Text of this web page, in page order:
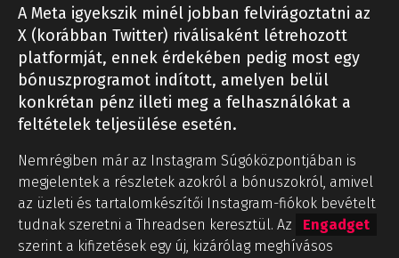
A Meta igyekszik minél jobban felvirágoztatni az
X (korábban Twitter) riválisaként létrehozott
platformját, ennek érdekében pedig most egy
bónuszprogramot indított, amelyen belül
konkrétan pénz illeti meg a felhasználókat a
feltételek teljesülése esetén.
Nemrégiben már az Instagram Súgóközpontjában is
megjelentek a részletek azokról a bónuszokról, amivel
az üzleti és tartalomkészítői Instagram-fiókok bevételt
tudnak szeretni a Threadsen keresztül. Az
Engadget
szerint a kifizetések egy új, kizárólag meghívásos